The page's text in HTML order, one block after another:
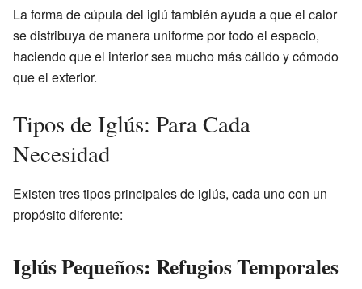
La forma de cúpula del iglú también ayuda a que el calor
se distribuya de manera uniforme por todo el espacio,
haciendo que el interior sea mucho más cálido y cómodo
que el exterior.
Tipos de Iglús: Para Cada
Necesidad
Existen tres tipos principales de iglús, cada uno con un
propósito diferente:
Iglús Pequeños: Refugios Temporales